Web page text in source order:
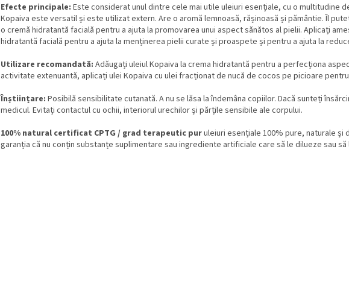
Efecte principale: Este considerat unul dintre cele mai utile uleiuri esențiale, cu o multitudine
Kopaiva este versatil și este utilizat extern. Are o aromă lemnoasă, rășinoasă și pământie. Îl
o cremă hidratantă facială pentru a ajuta la promovarea unui aspect sănătos al pielii. Aplicați
hidratantă facială pentru a ajuta la menținerea pielii curate și proaspete și pentru a ajuta la
Utilizare recomandată: Adăugați uleiul Kopaiva la crema hidratantă pentru a perfecționa
activitate extenuantă, aplicați ulei Kopaiva cu ulei fracționat de nucă de cocos pe picioare
Înștiințare: Posibilă sensibilitate cutanată. A nu se lăsa la îndemâna copiilor. Dacă sunteți
medicul. Evitați contactul cu ochii, interiorul urechilor și părțile sensibile ale corpului.
100% natural certificat CPTG / grad terapeutic puruleiuri esențiale 100% pure, naturale
garanția că nu conțin substanțe suplimentare sau ingrediente artificiale care să le dilueze sau